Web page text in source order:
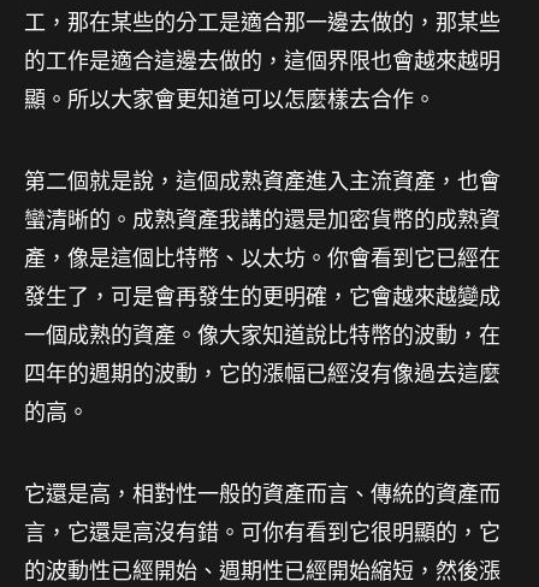
工，那在某些的分工是適合那一邊去做的，那某些
的工作是適合這邊去做的，這個界限也會越來越明
顯。所以大家會更知道可以怎麼樣去合作。
第二個就是說，這個成熟資產進入主流資產，也會
蠻清晰的。成熟資產我講的還是加密貨幣的成熟資
產，像是這個比特幣、以太坊。你會看到它已經在
發生了，可是會再發生的更明確，它會越來越變成
一個成熟的資產。像大家知道說比特幣的波動，在
四年的週期的波動，它的漲幅已經沒有像過去這麼
的高。
它還是高，相對性一般的資產而言、傳統的資產而
言，它還是高沒有錯。可你有看到它很明顯的，它
的波動性已經開始、週期性已經開始縮短，然後漲